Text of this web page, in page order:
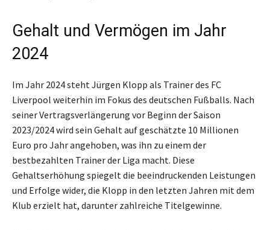
Gehalt und Vermögen im Jahr
2024
Im Jahr 2024 steht Jürgen Klopp als Trainer des FC
Liverpool weiterhin im Fokus des deutschen Fußballs. Nach
seiner Vertragsverlängerung vor Beginn der Saison
2023/2024 wird sein Gehalt auf geschätzte 10 Millionen
Euro pro Jahr angehoben, was ihn zu einem der
bestbezahlten Trainer der Liga macht. Diese
Gehaltserhöhung spiegelt die beeindruckenden Leistungen
und Erfolge wider, die Klopp in den letzten Jahren mit dem
Klub erzielt hat, darunter zahlreiche Titelgewinne.